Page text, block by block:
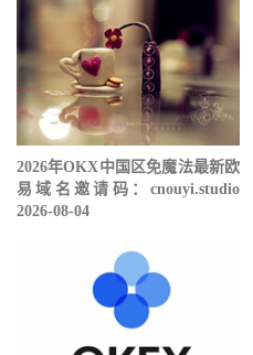
2026年OKX中国区免魔法最新欧
易域名邀请码：cnouyi.studio
2026-08-04